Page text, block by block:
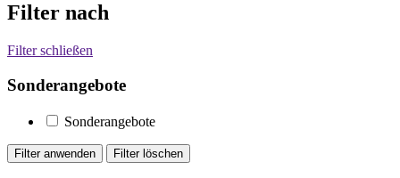
Filter nach
Filter schließen
Sonderangebote
Sonderangebote